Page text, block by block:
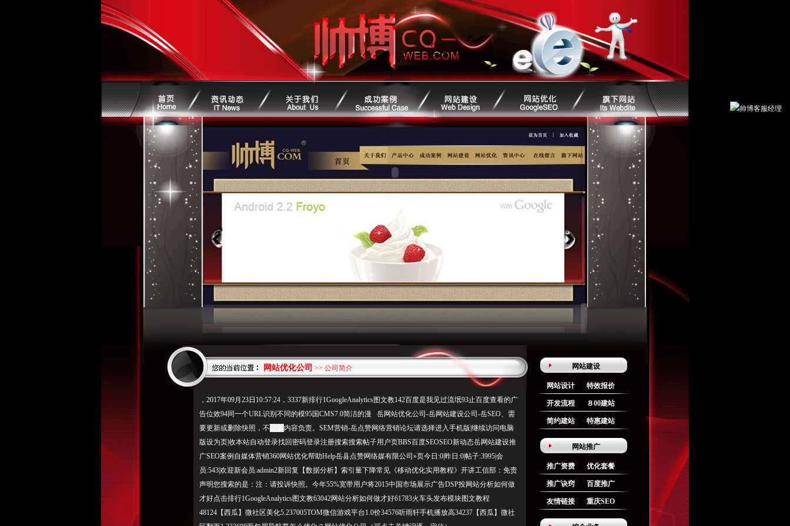
网站优化公司 >> 公司简介
，2017年09月23日10:57:24，3337新排行1GoogleAnalytics图文教142百度是我见过流氓93止百度查看的广
告位效94同一个URL识别不同的模95国CMS7.0简洁的漫 岳网站优化公司-岳网站建设公司-岳SEO、需
要更新或删除快照，不
内容负责。SEM营销-岳点赞网络营销论坛请选择进入手机版|继续访问电脑
版设为页|收本站自动登录找回密码登录注册搜索搜索帖子用户页BBS百度SEOSEO新动态岳网站建设推
广SEO案例自媒体营销360网站优化帮助Help岳县点赞网络媒有限公司»页今日:0|昨日:0|帖子:3995|会
员:543|欢迎新会员:admin2新回复【数据分析】索引量下降常见《移动优化实用教程》开讲工信部：免责
声明您搜索的是：注：请投诉快照。今年55%宽带用户将2015中国市场展示广告DSP投网站分析如何做
才好点击排行1GoogleAnalytics图文教63042网站分析如何做才好61783火车头发布模块图文教程
48124【西瓜】微社区美化5.237005TOM微信游戏平台1.0价34576听雨轩手机播放高34237【西瓜】微社
网站建设
网站设计 特效报价
开发流程 ８00建站
简约建站 特惠建站
网站推广
推广资费 优化套餐
推广诀窍 百度推广
友情链接 重庆SEO